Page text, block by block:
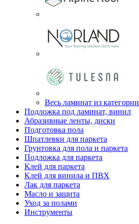
Весь ламинат из категории
Подложка под ламинат, винил
Абразивные ленты, диски
Подготовка пола
Шпатлевки для паркета
Грунтовка для пола и паркета
Подложка для паркета
Клей для паркета
Клей для винила и ПВХ
Лак для паркета
Масло и защита
Уход за полами
Инструменты